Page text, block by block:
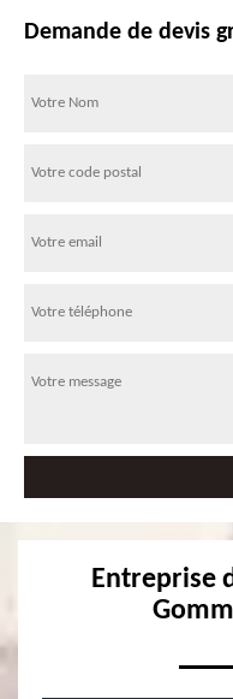
Demande de devis
Entreprise